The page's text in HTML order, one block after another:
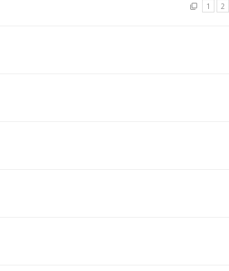
1 2